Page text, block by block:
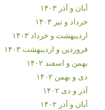
آبان و آذر ۱۴۰۳
خرداد و تیر ۱۴۰۳
اردیبهشت و خرداد ۱۴۰۳
فروردین و اردیبهشت ۱۴۰۳
بهمن و اسفند ۱۴۰۲
دی و بهمن ۱۴۰۲
آذر و دی ۱۴۰۲
آبان و آذر ۱۴۰۲